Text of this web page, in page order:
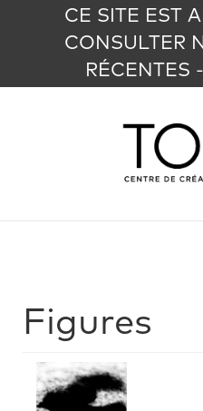
CE SITE EST
CONSULTER
RÉCENTES
Figures